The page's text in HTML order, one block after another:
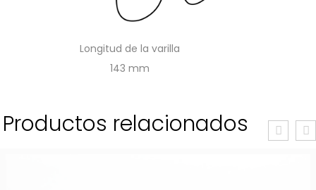
Longitud de la varilla
143
Productos relacionados